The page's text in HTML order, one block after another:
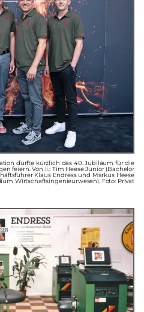
durfte kürzlich das 40. Jubiläum für die
feiern. Von li.: Tim Heese Junior (Bachelor
Klaus Endress und Markus Heese
Wirtschaftsingenieurwesen). Foto: Privat